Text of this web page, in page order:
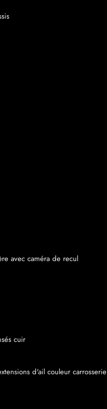
avec caméra de recul
cuir
d'ail couleur carrosserie